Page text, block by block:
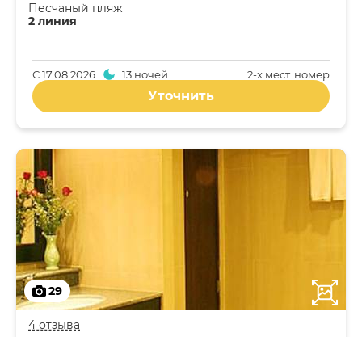
2 линия
Песчаный пляж
2-x мест. номер
С17.08.2026 13 ночей
Уточнить
29
4 отзыва